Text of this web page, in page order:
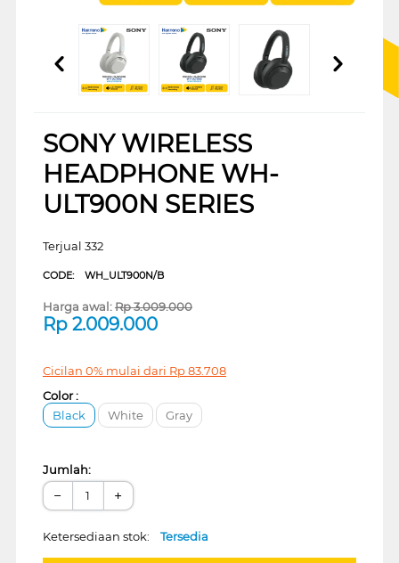
SONY WIRELESS
HEADPHONE WH-
ULT900N SERIES
Terjual 332
CODE: WH_ULT900N/B
Harga awal:Rp3.009.000
Rp 2.009.000
Cicilan 0% mulai dari Rp83.708
Color :
Black
White Gray
Jumlah:
− +
Ketersediaan stok: Tersedia